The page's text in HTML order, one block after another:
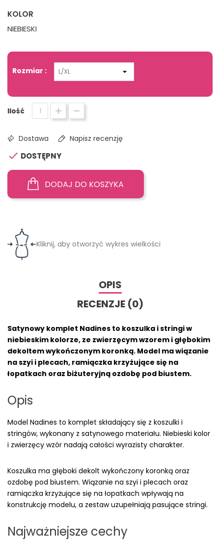
KOLOR
NIEBIESKI
Rozmiar :
Ilość
Dostawa Napisz recenzję
 DOSTĘPNY
DODAJ DO KOSZYKA
Kliknij, aby otworzyć wykres wielkości
OPIS
RECENZJE (0)
Satynowy komplet Nadines to koszulka i stringi w
niebieskim kolorze, ze zwierzęcym wzorem i głębokim
dekoltem wykończonym koronką. Model ma wiązanie
na szyi i plecach, ramiączka krzyżujące się na
łopatkach oraz biżuteryjną ozdobę pod biustem.
Opis
Model Nadines to komplet składający się z koszulki i
stringów, wykonany z satynowego materiału. Niebieski kolor
i zwierzęcy wzór nadają całości wyrazisty charakter.
Koszulka ma głęboki dekolt wykończony koronką oraz
ozdobę pod biustem. Wiązanie na szyi i plecach oraz
ramiączka krzyżujące się na łopatkach wpływają na
konstrukcję modelu, a zestaw uzupełniają pasujące stringi.
Najważniejsze cechy